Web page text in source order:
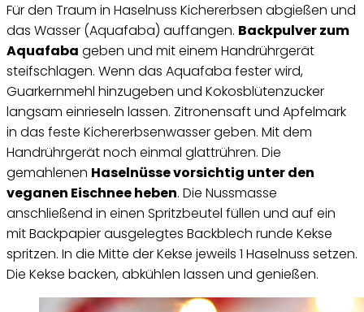
Für den Traum in Haselnuss Kichererbsen abgießen und
das Wasser (Aquafaba) auffangen. Backpulver zum
Aquafaba geben und mit einem Handrührgerät
steifschlagen. Wenn das Aquafaba fester wird,
Guarkernmehl hinzugeben und Kokosblütenzucker
langsam einrieseln lassen. Zitronensaft und Apfelmark
in das feste Kichererbsenwasser geben. Mit dem
Handrührgerät noch einmal glattrühren. Die
gemahlenen Haselnüsse vorsichtig unter den
veganen Eischnee heben. Die Nussmasse
anschließend in einen Spritzbeutel füllen und auf ein
mit Backpapier ausgelegtes Backblech runde Kekse
spritzen. In die Mitte der Kekse jeweils 1 Haselnuss setzen.
Die Kekse backen, abkühlen lassen und genießen.